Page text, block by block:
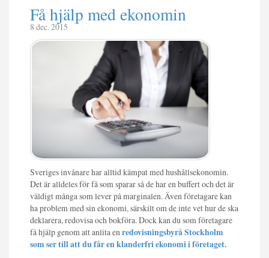
Få hjälp med ekonomin
8 dec. 2015
Sveriges invånare har alltid kämpat med hushållsekonomin.
Det är alldeles för få som sparar så de har en buffert och det är
väldigt många som lever på marginalen. Även företagare kan
ha problem med sin ekonomi, särskilt om de inte vet hur de ska
deklarera, redovisa och bokföra. Dock kan du som företagare
få hjälp genom att anlita en redovisningsbyrå Stockholm
som ser till att du får en klanderfri ekonomi i företaget.